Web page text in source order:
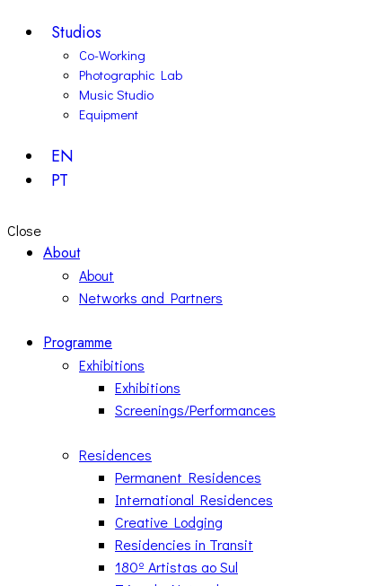
Studios
Co-Working
Photographic Lab
Music Studio
Equipment
EN
PT
Close
About
About
Networks and Partners
Programme
Exhibitions
Exhibitions
Screenings/Performances
Residences
Permanent Residences
International Residences
Creative Lodging
Residencies in Transit
180º Artistas ao Sul